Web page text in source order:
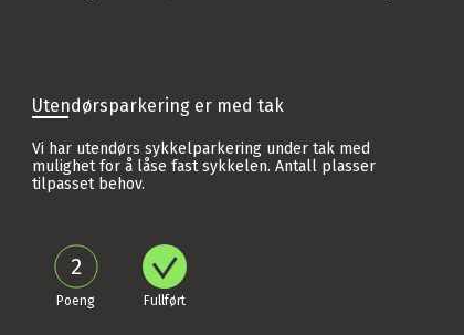
Utendørsparkering er med tak
Vi har utendørs sykkelparkering under tak med
mulighet for å låse fast sykkelen. Antall plasser
tilpasset behov.
2